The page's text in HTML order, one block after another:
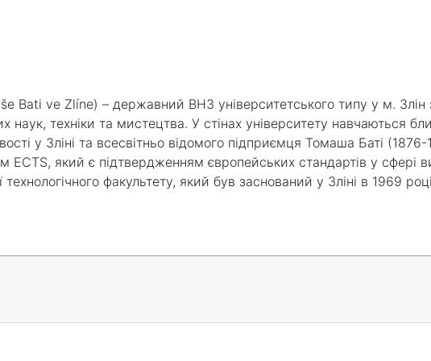
Bati ve Zlíne) – державний ВНЗ університетського типу у м. Злін
техніки та мистецтва. У стінах університету навчаються
у Зліні та всесвітньо відомого підприємця Томаша Баті
ЕСТS, який є підтвердженням європейських стандартів у сфері
факультету, який був заснований у Зліні в 1969